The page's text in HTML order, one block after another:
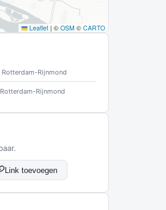
Leaflet | © OSM © CARTO
Rotterdam-Rijnmond
Rotterdam-Rijnmond
Link toevoegen